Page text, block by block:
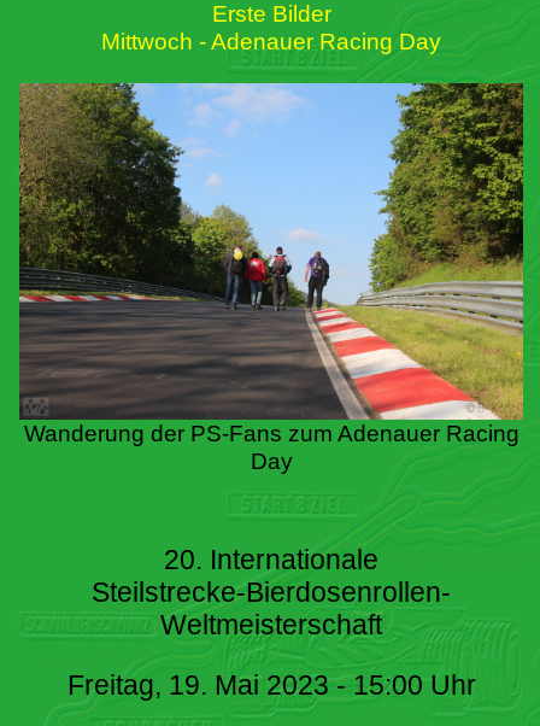
Erste Bilder
Mittwoch - Adenauer Racing Day
Wanderung der PS-Fans zum Adenauer Racing
Day
20. Internationale
Steilstrecke-Bierdosenrollen-
Weltmeisterschaft
Freitag, 19. Mai 2023 - 15:00 Uhr